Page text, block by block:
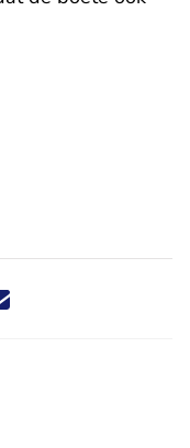
nieuwsbericht via X -
dit nieuwsbericht via
dit nieuwsbericht
Deel dit